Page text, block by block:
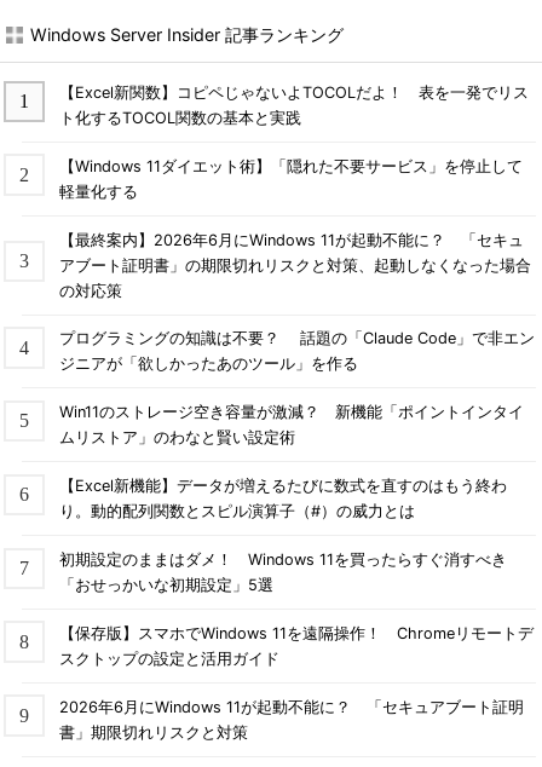
Windows Server Insider 記事ランキング
【Excel新関数】コピペじゃないよTOCOLだよ！ 表を一発でリス
ト化するTOCOL関数の基本と実践
【Windows 11ダイエット術】「隠れた不要サービス」を停止して
軽量化する
【最終案内】2026年6月にWindows 11が起動不能に？ 「セキュ
アブート証明書」の期限切れリスクと対策、起動しなくなった場合
の対応策
プログラミングの知識は不要？ 話題の「Claude Code」で非エン
ジニアが「欲しかったあのツール」を作る
Win11のストレージ空き容量が激減？ 新機能「ポイントインタイ
ムリストア」のわなと賢い設定術
【Excel新機能】データが増えるたびに数式を直すのはもう終わ
り。動的配列関数とスピル演算子（#）の威力とは
初期設定のままはダメ！ Windows 11を買ったらすぐ消すべき
「おせっかいな初期設定」5選
【保存版】スマホでWindows 11を遠隔操作！ Chromeリモートデ
スクトップの設定と活用ガイド
2026年6月にWindows 11が起動不能に？ 「セキュアブート証明
書」期限切れリスクと対策